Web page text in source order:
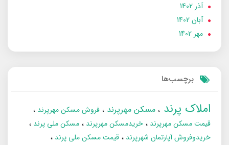
آذر 1402
آبان 1402
مهر 1402
برچسب‌ها
املاک پرند مسکن مهرپرند
فروش مسکن مهرپرند
قیمت مسکن مهرپرند
خریدمسکن مهرپرند
مسکن ملی پرند
خریدوفروش آپارتمان شهرپرند
قیمت مسکن ملی پرند